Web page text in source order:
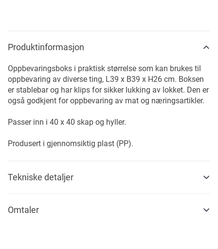
Produktinformasjon
Oppbevaringsboks i praktisk størrelse som kan brukes til
oppbevaring av diverse ting, L39 x B39 x H26 cm. Boksen
er stablebar og har klips for sikker lukking av lokket. Den er
også godkjent for oppbevaring av mat og næringsartikler.
Passer inn i 40 x 40 skap og hyller.
Produsert i gjennomsiktig plast (PP).
Tekniske detaljer
Omtaler